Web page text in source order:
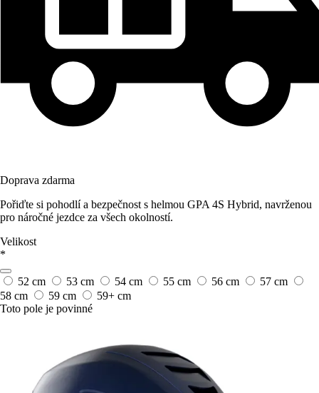
Doprava zdarma
Pořiďte si pohodlí a bezpečnost s helmou GPA 4S Hybrid, navrženou
pro náročné jezdce za všech okolností.
Velikost
*
52 cm 53 cm 54 cm 55 cm 56 cm
57 cm
58 cm
59 cm
59+ cm
Toto pole je povinné